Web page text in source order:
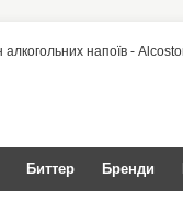
Биттер Бренди